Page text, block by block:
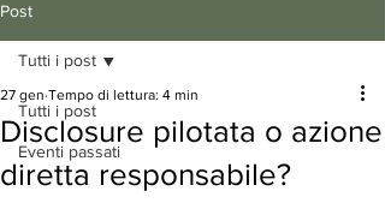
Post
Tutti i post
Eventi passati
Tutti i post
Disclosure pilotata o azione
diretta responsabile?
27 gen Tempo di lettura: 4 min